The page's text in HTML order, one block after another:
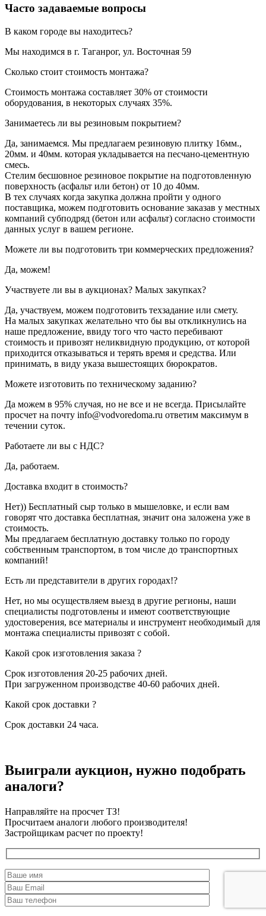
Часто задаваемые вопросы
В каком городе вы находитесь?
Мы находимся в г. Таганрог, ул. Восточная 59
Сколько стоит стоимость монтажа?
Стоимость монтажа составляет 30% от стоимости
оборудования, в некоторых случаях 35%.
Занимаетесь ли вы резиновым покрытием?
Да, занимаемся. Мы предлагаем резиновую плитку 16мм.,
20мм. и 40мм. которая укладывается на песчано-цементную
смесь.
Стелим бесшовное резиновое покрытие на подготовленную
поверхность (асфальт или бетон) от 10 до 40мм.
В тех случаях когда закупка должна пройти у одного
поставщика, можем подготовить основание заказав у местных
компаний субподряд (бетон или асфальт) согласно стоимости
данных услуг в вашем регионе.
Можете ли вы подготовить три коммерческих предложения?
Да, можем!
Участвуете ли вы в аукционах? Малых закупках?
Да, участвуем, можем подготовить техзадание или смету.
На малых закупках желательно что бы вы откликнулись на
наше предложение, ввиду того что часто перебивают
стоимость и привозят неликвидную продукцию, от которой
приходится отказываться и терять время и средства. Или
принимать, в виду указа вышестоящих бюрократов.
Можете изготовить по техническому заданию?
Да можем в 95% случая, но не все и не всегда. Присылайте
просчет на почту info@vodvoredoma.ru ответим максимум в
течении суток.
Работаете ли вы с НДС?
Да, работаем.
Доставка входит в стоимость?
Нет)) Бесплатный сыр только в мышеловке, и если вам
говорят что доставка бесплатная, значит она заложена уже в
стоимость.
Мы предлагаем бесплатную доставку только по городу
собственным транспортом, в том числе до транспортных
компаний!
Есть ли представители в других городах!?
Нет, но мы осуществляем выезд в другие регионы, наши
специалисты подготовлены и имеют соответствующие
удостоверения, все материалы и инструмент необходимый для
монтажа специалисты привозят с собой.
Какой срок изготовления заказа ?
Срок изготовления 20-25 рабочих дней.
При загруженном производстве 40-60 рабочих дней.
Какой срок доставки ?
Срок доставки 24 часа.
Выиграли аукцион, нужно подобрать
аналоги?
Направляйте на просчет ТЗ!
Просчитаем аналоги любого производителя!
Застройщикам расчет по проекту!